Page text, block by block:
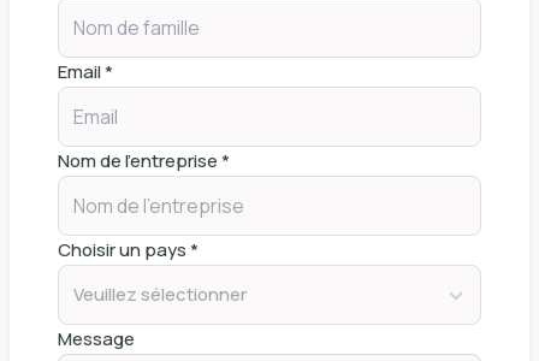
Email *
Nom de l'entreprise *
Choisir un pays *
Veuillez sélectionner
Message